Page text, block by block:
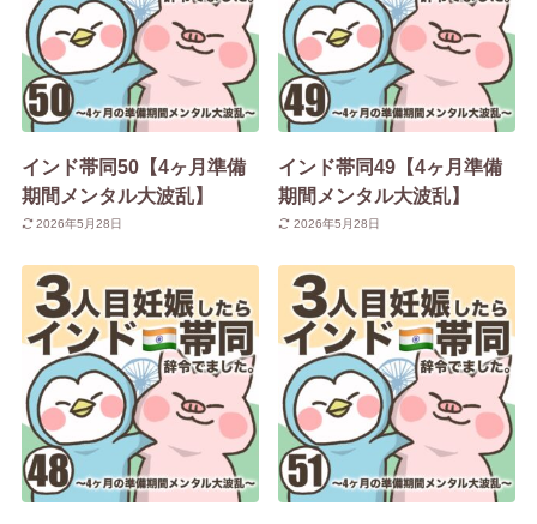
インド帯同50【4ヶ月準備
期間メンタル大波乱】
2026年5月28日
インド帯同49【4ヶ月準備
期間メンタル大波乱】
2026年5月28日